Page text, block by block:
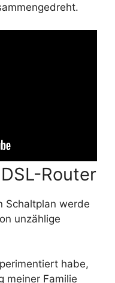
Router
Schaltplan werde
unzählige
habe,
meiner Familie